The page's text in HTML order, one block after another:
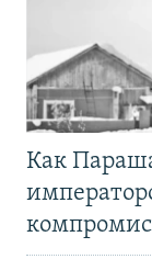
Как